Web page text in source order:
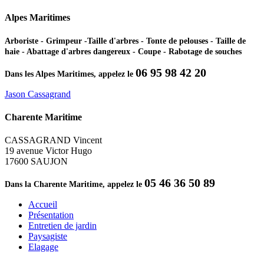
Alpes Maritimes
Arboriste - Grimpeur -Taille d'arbres - Tonte de pelouses - Taille de
haie - Abattage d'arbres dangereux - Coupe - Rabotage de souches
Dans les Alpes Maritimes, appelez le 06 95 98 42 20
Jason Cassagrand
Charente Maritime
CASSAGRAND Vincent
19 avenue Victor Hugo
17600 SAUJON
Dans la Charente Maritime, appelez le 05 46 36 50 89
Accueil
Présentation
Entretien de jardin
Paysagiste
Elagage